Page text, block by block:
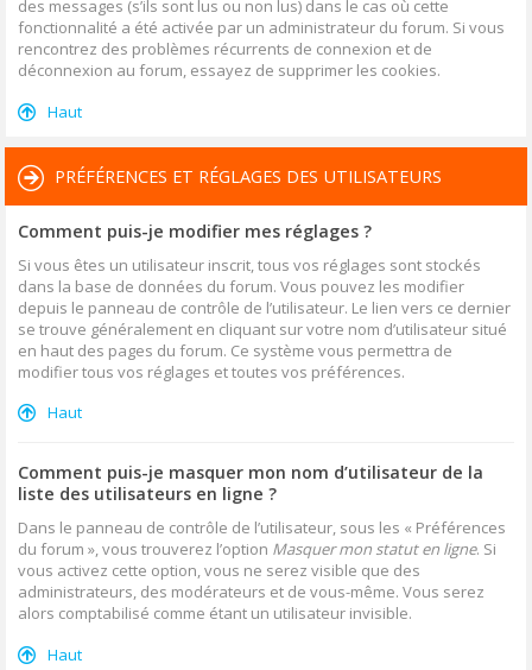
des messages (s’ils sont lus ou non lus) dans le cas où cette
fonctionnalité a été activée par un administrateur du forum. Si vous
rencontrez des problèmes récurrents de connexion et de
déconnexion au forum, essayez de supprimer les cookies.
Haut
PRÉFÉRENCES ET RÉGLAGES DES UTILISATEURS
Comment puis-je modifier mes réglages ?
Si vous êtes un utilisateur inscrit, tous vos réglages sont stockés
dans la base de données du forum. Vous pouvez les modifier
depuis le panneau de contrôle de l’utilisateur. Le lien vers ce dernier
se trouve généralement en cliquant sur votre nom d’utilisateur situé
en haut des pages du forum. Ce système vous permettra de
modifier tous vos réglages et toutes vos préférences.
Haut
Comment puis-je masquer mon nom d’utilisateur de la
liste des utilisateurs en ligne ?
Dans le panneau de contrôle de l’utilisateur, sous les « Préférences
du forum », vous trouverez l’option Masquer mon statut en ligne. Si
vous activez cette option, vous ne serez visible que des
administrateurs, des modérateurs et de vous-même. Vous serez
alors comptabilisé comme étant un utilisateur invisible.
Haut